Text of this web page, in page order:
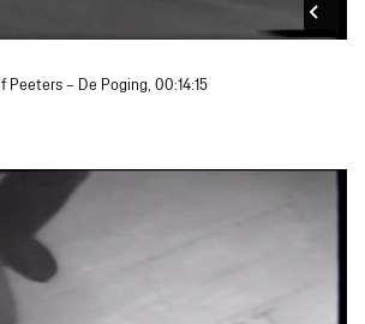
Peeters – De Poging, 00:14:15